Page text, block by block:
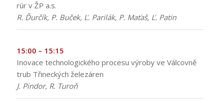
rúr v ŽP a.s.
R. Ďurčík, P. Buček, Ľ. Parilák, P. Maťaš, Ľ. Patin
15:00 – 15:15
Inovace technologického procesu výroby ve Válcovně
trub Třineckých železáren
J. Pindor, R. Turoň